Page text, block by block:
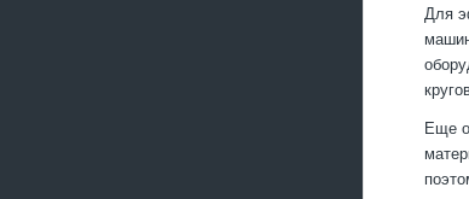
Для
Еще